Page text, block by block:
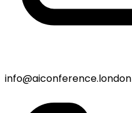
info@aiconference.london